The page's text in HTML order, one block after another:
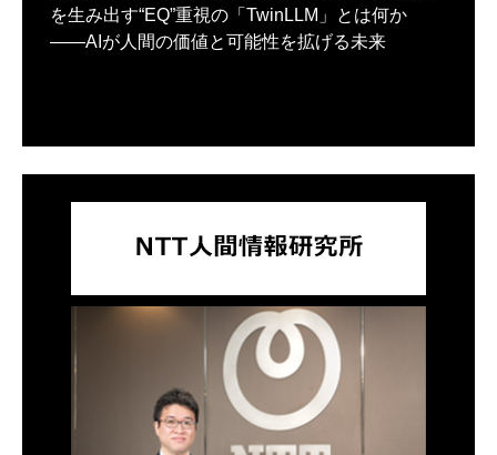
を生み出す“EQ”重視の「TwinLLM」とは何か
――AIが人間の価値と可能性を拡げる未来